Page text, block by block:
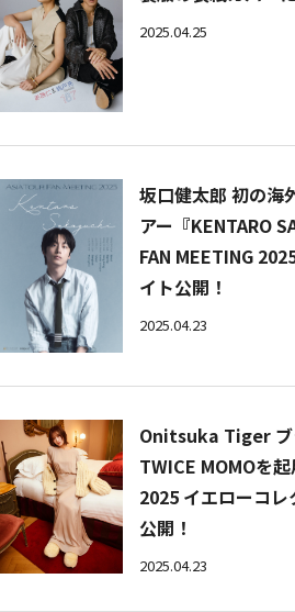
2025.04.25
坂口健太郎 初の海
アー『KENTARO
FAN MEETING
イト公開！
2025.04.23
Onitsuka Tiger ブ
TWICE MOMOを
2025 イエローコ
公開！
2025.04.23